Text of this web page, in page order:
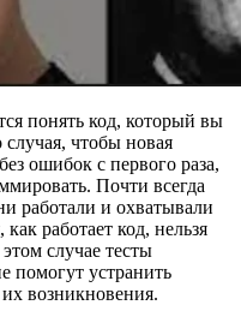
понять код, который вы
чтобы новая
ошибок с первого раза,
Почти всегда
работали и охватывали
работает код, нельзя
случае тесты
помогут устранить
возникновения.